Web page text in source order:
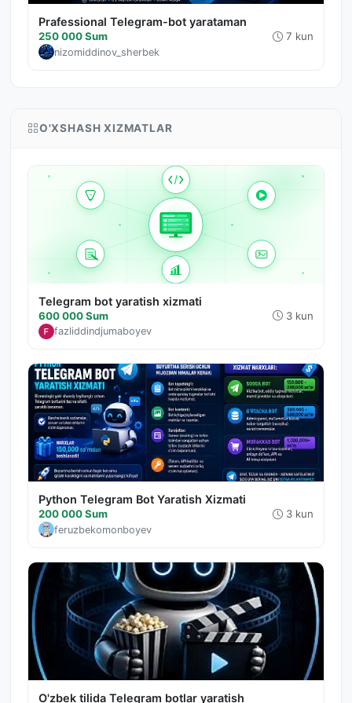
Prafessional Telegram-bot yarataman
250 000 Sum 7 kun
nizomiddinov_sherbek
O'XSHASH XIZMATLAR
Telegram bot yaratish xizmati
600 000 Sum 3 kun
fazliddindjumaboyev
Python Telegram Bot Yaratish Xizmati
200 000 Sum 3 kun
feruzbekomonboyev
O'zbek tilida Telegram botlar yaratish